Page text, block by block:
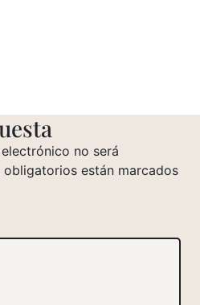
no será
obligatorios están marcados